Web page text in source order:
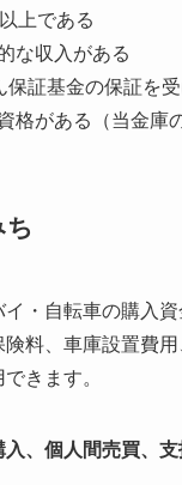
上である
な収入がある
保証基金の保証を
格がある（当金庫
イ・自転車の購入
料、車庫設置費
きます。
、個人間売買、支